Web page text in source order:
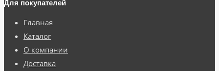
Для покупателей
Главная
Каталог
О компании
Доставка